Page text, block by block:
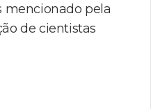
mencionado pela
de cientistas